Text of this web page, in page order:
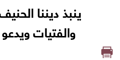
ينبذ ديننا
والفتيات